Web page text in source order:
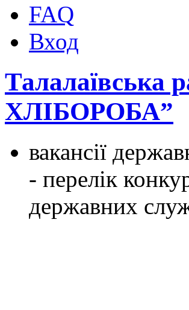
FAQ
Вход
Талалаївська
ХЛІБОРОБА”
вакансії
- перелік
державних